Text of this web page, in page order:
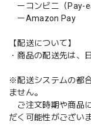
ーコンビニ（Pay-
ーAmazon Pay
【配送について】
・商品の配送先は、
※配送システムの都
ません。
ご注文時期や商品
だく可能性がございま